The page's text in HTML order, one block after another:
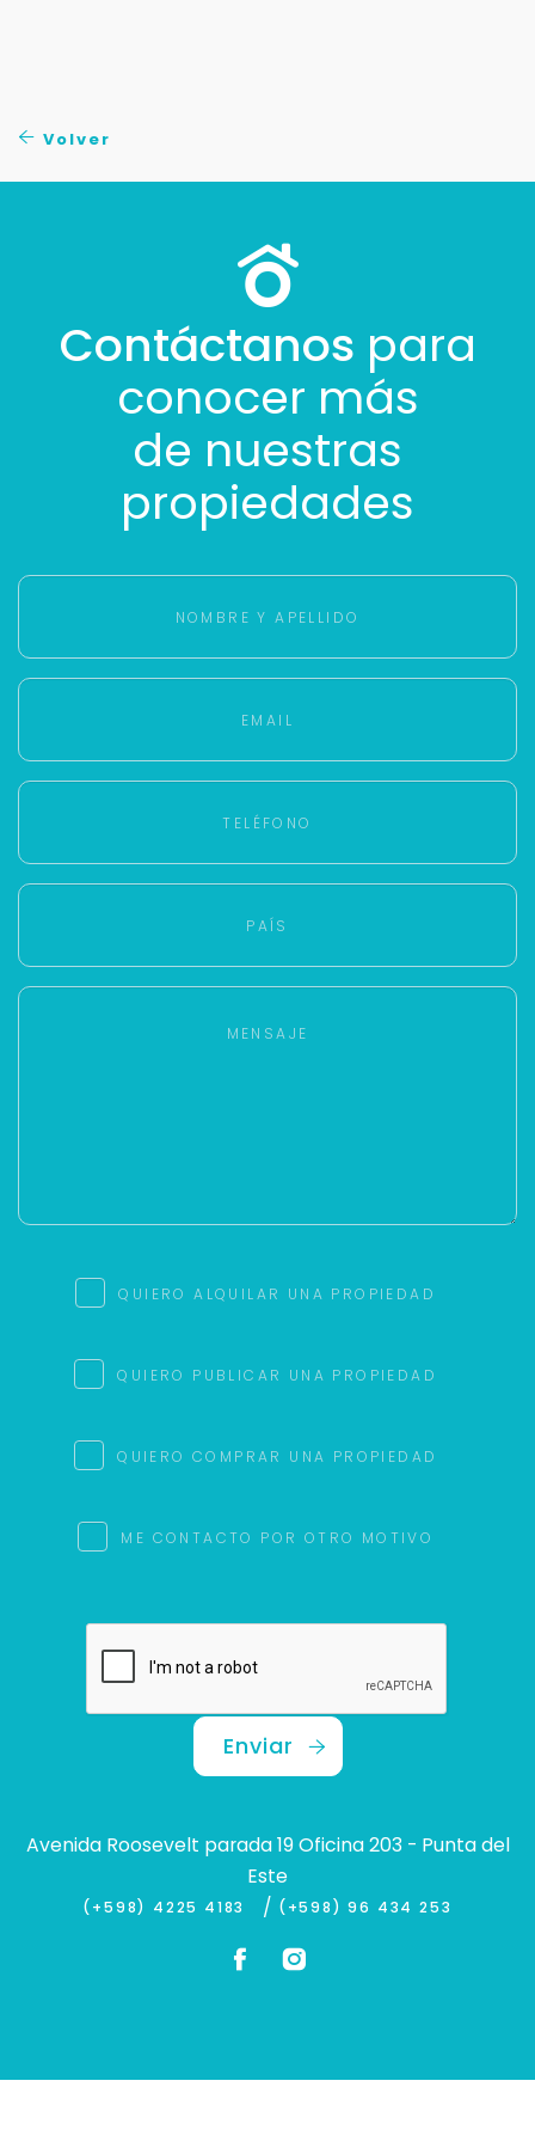
Volver
Contáctanos para
conocer más
de nuestras
propiedades
QUIERO ALQUILAR UNA PROPIEDAD
QUIERO PUBLICAR UNA PROPIEDAD
QUIERO COMPRAR UNA PROPIEDAD
ME CONTACTO POR OTRO MOTIVO
Enviar
Avenida Roosevelt parada 19 Oficina 203 - Punta del
Este
(+598) 4225 4183 / (+598) 96 434 253
Cancelar
Buscamos darte la mejor experiencia.
Con estos datos podemos responderte mejor y
más rápido.